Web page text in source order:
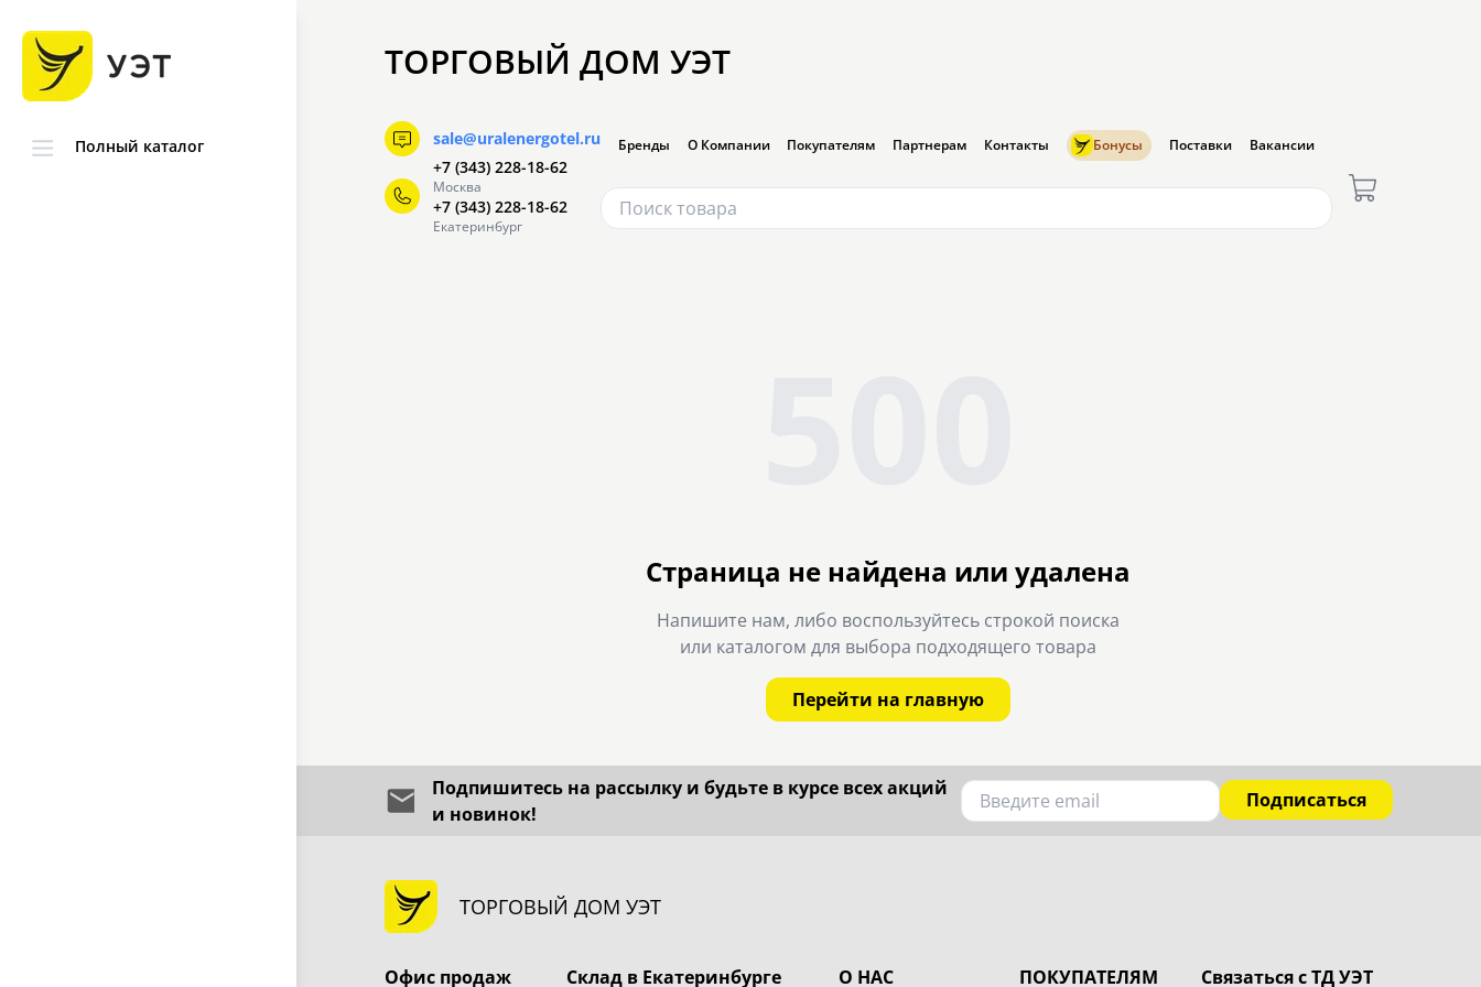
Полный каталог
ТОРГОВЫЙ ДОМ УЭТ
sale@uralenergotel.ru
+7 (343) 228-18-62
Москва
+7 (343) 228-18-62
Екатеринбург
Бренды О Компании Покупателям Партнерам Контакты Бонусы Поставки Вакансии
Страница не найдена или удалена
Напишите нам, либо воспользуйтесь строкой поиска
или каталогом для выбора подходящего товара
Перейти на главную
Подпишитесь на рассылку и будьте в курсе всех акций
и новинок!
Подписаться
ТОРГОВЫЙ ДОМ УЭТ
Офис продаж Склад в Екатеринбурге О НАС ПОКУПАТЕЛЯМ Связаться с ТД УЭТ